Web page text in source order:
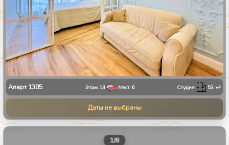
Апарт 1305 Этаж 13 Мест 6 Студия 53 м²
Даты не выбраны
1/8